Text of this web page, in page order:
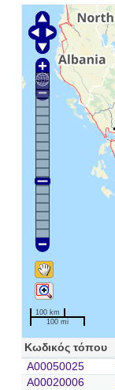
100 km
100 mi
Κωδικός τόπου
A00050025
A00020006